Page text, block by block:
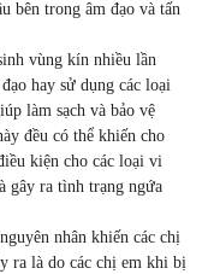
bên trong âm đạo và tấn
vùng kín nhiều lần
hay sử dụng các loại
làm sạch và bảo vệ
đều có thể khiến cho
kiện cho các loại vi
gây ra tình trạng ngứa
nhân khiến các chị
ra là do các chị em khi bị